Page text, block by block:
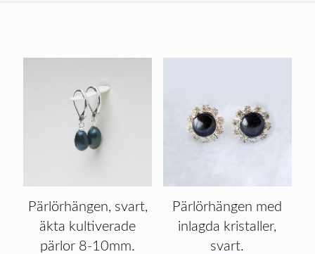
Pärlörhängen, svart,
äkta kultiverade
pärlor 8-10mm.
Pärlörhängen med
inlagda kristaller,
svart.